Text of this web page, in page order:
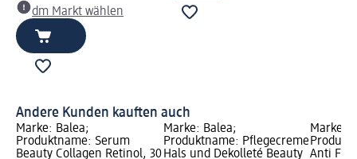
dm Markt wählen
Andere Kunden kauften auch
Marke: Balea;
Produktname: Serum
Beauty Collagen Retinol, 30
Marke: Balea;
Produktname: Pflegecreme
Hals und Dekolleté Beauty
Marke:
Anti